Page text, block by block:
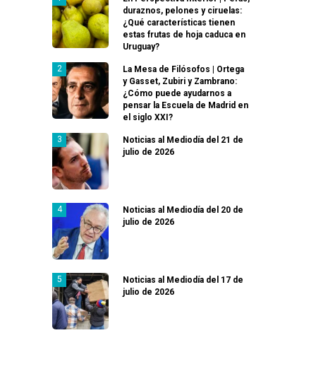
duraznos, pelones y ciruelas:
¿Qué características tienen
estas frutas de hoja caduca en
Uruguay?
La Mesa de Filósofos | Ortega
y Gasset, Zubiri y Zambrano:
¿Cómo puede ayudarnos a
pensar la Escuela de Madrid en
el siglo XXI?
Noticias al Mediodía del 21 de
julio de 2026
Noticias al Mediodía del 20 de
julio de 2026
Noticias al Mediodía del 17 de
julio de 2026